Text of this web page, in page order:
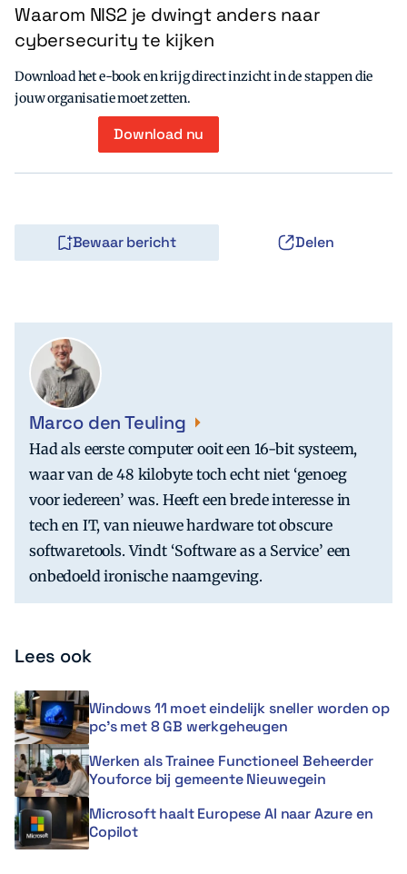
Waarom NIS2 je dwingt anders naar
cybersecurity te kijken
Download het e-book en krijg direct inzicht in de stappen die
jouw organisatie moet zetten.
Download nu
Bewaar bericht Delen
Marco den Teuling
Had als eerste computer ooit een 16-bit systeem,
waar van de 48 kilobyte toch echt niet ‘genoeg
voor iedereen’ was. Heeft een brede interesse in
tech en IT, van nieuwe hardware tot obscure
softwaretools. Vindt ‘Software as a Service’ een
onbedoeld ironische naamgeving.
Lees ook
Windows 11 moet eindelijk sneller worden op
pc’s met 8 GB werkgeheugen
Werken als Trainee Functioneel Beheerder
Youforce bij gemeente Nieuwegein
Microsoft haalt Europese AI naar Azure en
Copilot